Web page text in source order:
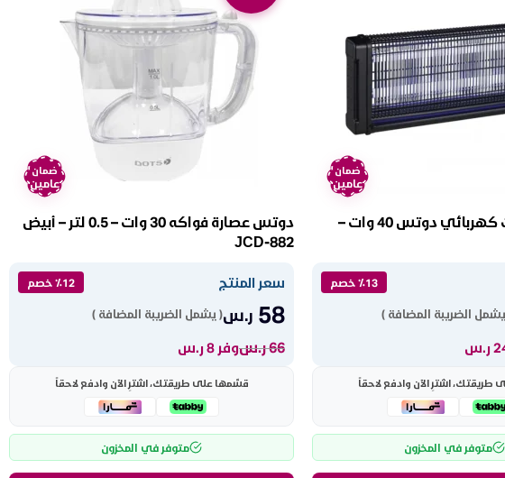
ضمان
عامين
صاعق الحشرات كهربائي دوتس 40 وات –
٪13 خصم
الضريبة المضافة )
اشترِ الآن وادفع لاحقاً
متوفر في المخزون
ضمان
عامين
دوتس عصارة فواكه 30 وات – 0.5 لتر – أبيض
JCD-882
سعر المنتج ٪12 خصم
58 ر.س( يشمل الضريبة المضافة )
66ر.سوفر 8 ر.س
قسّمها على طريقتك، اشترِ الآن وادفع لاحقاً
متوفر في المخزون